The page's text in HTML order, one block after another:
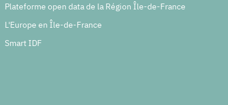
Plateforme open data de la Région Île-de-France
L'Europe en Île-de-France
Smart IDF